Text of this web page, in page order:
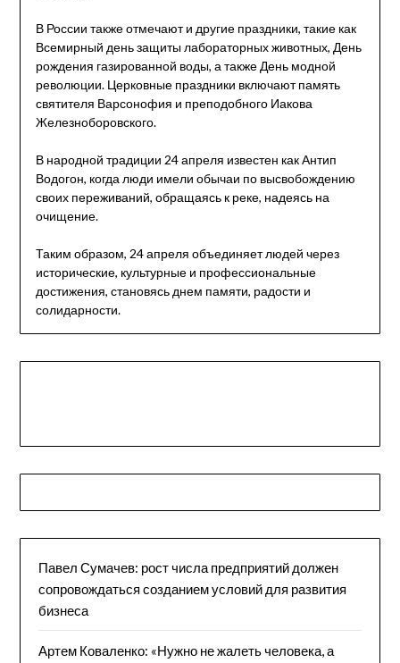
В России также отмечают и другие праздники, такие как
Всемирный день защиты лабораторных животных, День
рождения газированной воды, а также День модной
революции. Церковные праздники включают память
святителя Варсонофия и преподобного Иакова
Железноборовского.
В народной традиции 24 апреля известен как Антип
Водогон, когда люди имели обычаи по высвобождению
своих переживаний, обращаясь к реке, надеясь на
очищение.
Таким образом, 24 апреля объединяет людей через
исторические, культурные и профессиональные
достижения, становясь днем памяти, радости и
солидарности.
Павел Сумачев: рост числа предприятий должен
сопровождаться созданием условий для развития
бизнеса
Артем Коваленко: «Нужно не жалеть человека, а